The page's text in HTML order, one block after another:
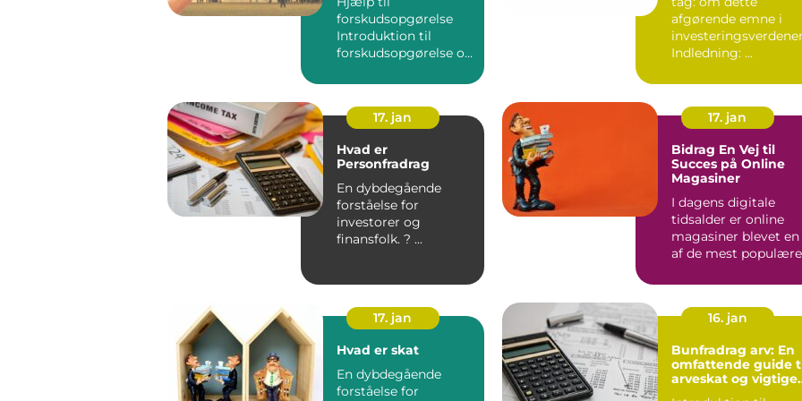
forskudsopgørelse
Introduktion til
forskudsopgørelse og
afgørende emne i
Indledning: ...
17. jan
Hvad er
Personfradrag
En dybdegående
forståelse for
investorer og
finansfolk. ? ...
17. jan
Bidrag En Vej til
Succes på Online
Magasiner
I dagens digitale
tidsalder er online
magasiner blevet en
af de mest populære
platfo...
17. jan
Hvad er skat
En dybdegående
forståelse for
16. jan
Bunfradrag arv: En
omfattende guide
arveskat og vigtige